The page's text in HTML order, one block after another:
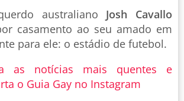
australiano Josh Cavallo
casamento ao seu amado em
para ele: o estádio de futebol.
as notícias mais quentes e
o Guia Gay no Instagram